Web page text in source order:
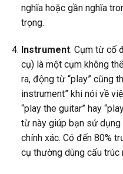
nghĩa hoặc gần nghĩa
trọng.
Instrument: Cụm từ cố
cụ) là một cụm không
ra, động từ “play” cũng
instrument” khi nói về
“play the guitar” hay
từ này giúp bạn sử
chính xác. Có đến 80%
cụ thường dùng cấu trúc